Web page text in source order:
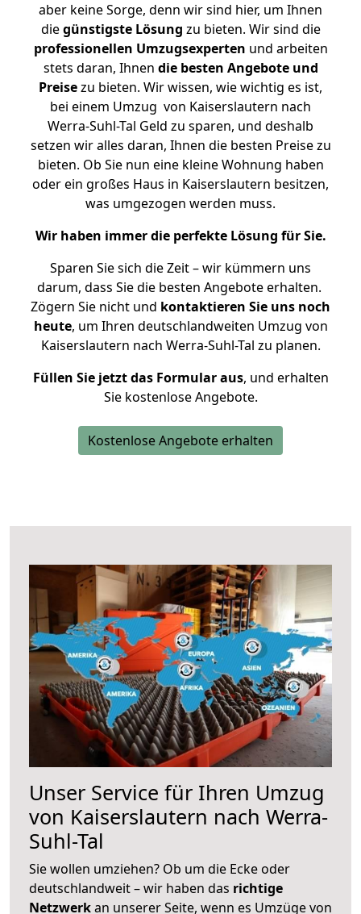
aber keine Sorge, denn wir sind hier, um Ihnen
diegünstigste Lösung zu bieten. Wir sind die
professionellen Umzugsexperten und arbeiten
stets daran, Ihnen die besten Angebote und
Preisezu bieten. Wir wissen, wie wichtig es ist,
bei einem Umzug von Kaiserslautern nach
Werra-Suhl-Tal Geld zu sparen, und deshalb
setzen wir alles daran, Ihnen die besten Preise zu
bieten. Ob Sie nun eine kleine Wohnung haben
oder ein großes Haus in Kaiserslautern besitzen,
was umgezogen werden muss.
Wir haben immer die perfekte Lösung für Sie.
Sparen Sie sich die Zeit – wir kümmern uns
darum, dass Sie die besten Angebote erhalten.
Zögern Sie nicht und kontaktieren Sie uns noch
heute, um Ihren deutschlandweiten Umzug von
Kaiserslautern nach Werra-Suhl-Tal zu planen.
Füllen Sie jetzt das Formular aus, und erhalten
Sie kostenlose Angebote.
Kostenlose Angebote erhalten
Unser Service für Ihren Umzug
von Kaiserslautern nach Werra-
Suhl-Tal
Sie wollen umziehen? Ob um die Ecke oder
deutschlandweit – wir haben das richtige
Netzwerkan unserer Seite, wenn es Umzüge von